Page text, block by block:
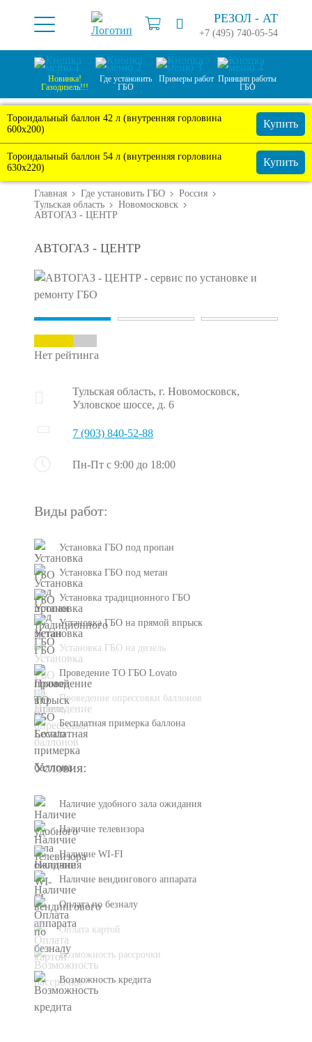
РЕЗОЛ - АТ
+7 (495) 740-05-54
Новинка!
Газодизель!!!
Где установить
ГБО
Примеры работ Принцип работы
ГБО
Тороидальный баллон 42 л (внутренняя горловина
600х200)
Купить
Тороидальный баллон 54 л (внутренняя горловина
630х220)
Купить
Главная Где установить ГБО
Россия
Тульская область
Новомосковск
АВТОГАЗ - ЦЕНТР
АВТОГАЗ - ЦЕНТР
Нет рейтинга
Тульская область, г. Новомосковск,
Узловское шоссе, д. 6
7 (903) 840-52-88
Пн-Пт с 9:00 до 18:00
Виды работ:
Установка ГБО под пропан
Установка ГБО под метан
Установка традиционного ГБО
Установка ГБО на прямой впрыск
Установка ГБО на дизель
Проведение ТО ГБО Lovato
Проведение опрессовки баллонов
Бесплатная примерка баллона
Условия:
Наличие удобного зала ожидания
Наличие телевизора
Наличие WI-FI
Наличие вендингового аппарата
Оплата по безналу
Оплата картой
Возможность рассрочки
Возможность кредита